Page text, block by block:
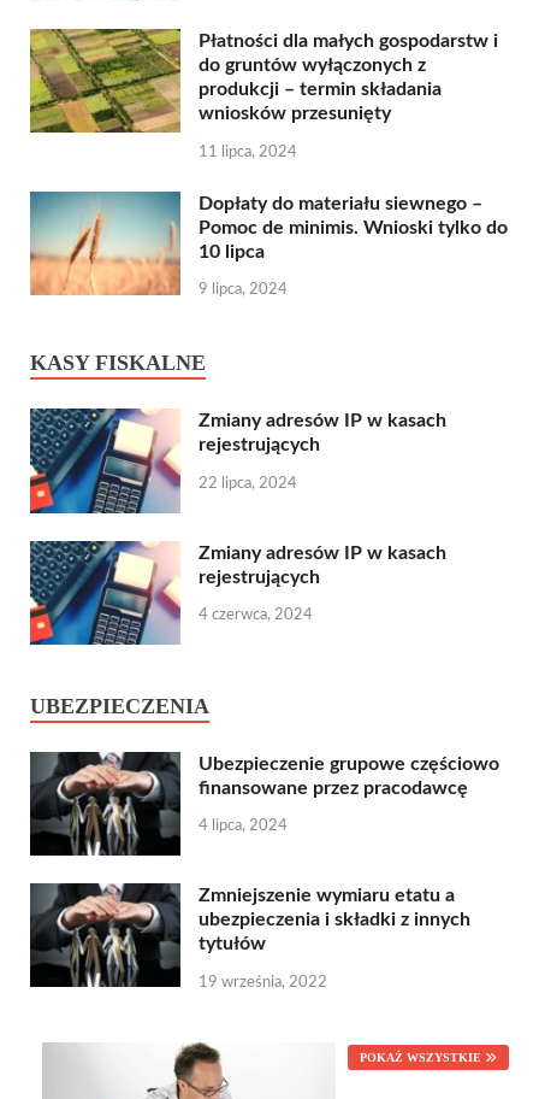
Płatności dla małych gospodarstw i
do gruntów wyłączonych z
produkcji – termin składania
wniosków przesunięty
11 lipca, 2024
Dopłaty do materiału siewnego –
Pomoc de minimis. Wnioski tylko do
10 lipca
9 lipca, 2024
KASY FISKALNE
Zmiany adresów IP w kasach
rejestrujących
22 lipca, 2024
Zmiany adresów IP w kasach
rejestrujących
4 czerwca, 2024
UBEZPIECZENIA
Ubezpieczenie grupowe częściowo
finansowane przez pracodawcę
4 lipca, 2024
Zmniejszenie wymiaru etatu a
ubezpieczenia i składki z innych
tytułów
19 września, 2022
POKAŻ WSZYSTKIE